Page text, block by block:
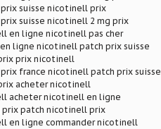
suisse nicotinell prix
suisse nicotinell 2 mg prix
en ligne nicotinell pas cher
ligne nicotinell patch prix suisse
prix nicotinell
france nicotinell patch prix suisse
acheter nicotinell
acheter nicotinell en ligne
patch nicotinell prix
en ligne commander nicotinell